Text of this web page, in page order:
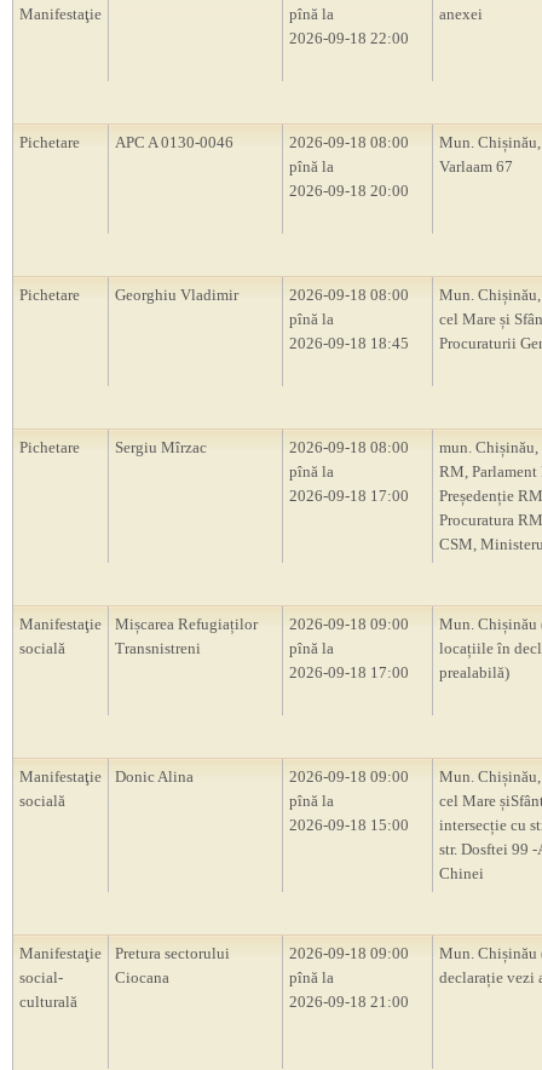
Manifestaţie
pînă la
2026-09-18 22:00
anexei
Pichetare APC A 0130-0046
2026-09-18 08:00
pînă la
2026-09-18 20:00
Mun. Chișinău,
Varlaam 67
Pichetare Georghiu Vladimir
2026-09-18 08:00
pînă la
2026-09-18 18:45
Mun.
cel Mare și
Procuraturii
Pichetare Sergiu Mîrzac
2026-09-18 08:00
pînă la
2026-09-18 17:00
mun. Chișinău,
RM, Parlament
Președenție
Procuratura
CSM,
Manifestaţie
socială
Mișcarea Refugiaților
Transnistreni
2026-09-18 09:00
pînă la
2026-09-18 17:00
Mun. Chișinău
locațiile în
prealabilă)
Manifestaţie
socială
Donic Alina
2026-09-18 09:00
pînă la
2026-09-18 15:00
Mun.
cel Mare
intersecție cu
str. Dosftei 99 -
Chinei
Manifestaţie
social-
culturală
Pretura sectorului
Ciocana
2026-09-18 09:00
pînă la
2026-09-18 21:00
Mun. Chișinău
declarație vezi